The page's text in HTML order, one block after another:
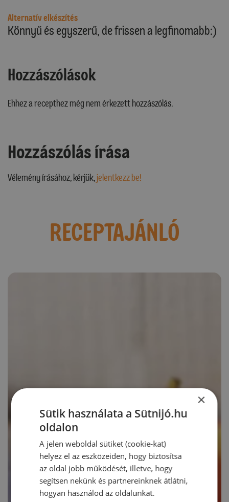
Alternatív elkészítés
Könnyű és egyszerű, de frissen a legfinomabb:)
Hozzászólások
Ehhez a recepthez még nem érkezett hozzászólás.
Hozzászólás írása
Vélemény írásához, kérjük,jelentkezz be!
RECEPTAJÁNLÓ
×
Sütik használata a Sütnijó.hu
oldalon
A jelen weboldal sütiket (cookie-kat)
helyez el az eszközeiden, hogy biztosítsa
az oldal jobb működését, illetve, hogy
segítsen nekünk és partnereinknek átlátni,
hogyan használod az oldalunkat.